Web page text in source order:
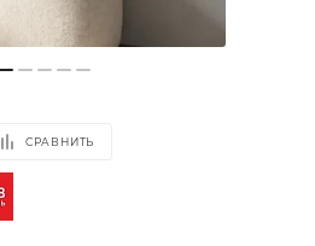
СРАВНИТЬ